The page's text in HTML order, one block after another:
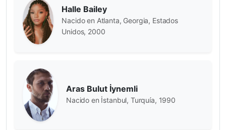
Halle Bailey
Nacido en Atlanta, Georgia, Estados
Unidos, 2000
Aras Bulut İynemli
Nacido en İstanbul, Turquía, 1990